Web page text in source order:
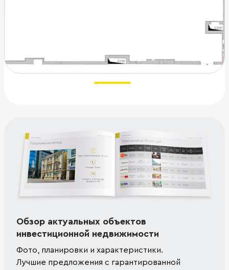
Обзор актуальных объектов
инвестиционной недвижимости
Фото, планировки и характеристики.
Лучшие предложения с гарантированной